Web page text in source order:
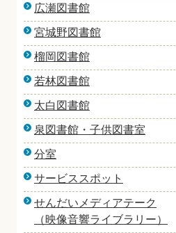
広瀬図書館
宮城野図書館
榴岡図書館
若林図書館
太白図書館
泉図書館・子供図書室
分室
サービススポット
せんだいメディアテーク
（映像音響ライブラリー）